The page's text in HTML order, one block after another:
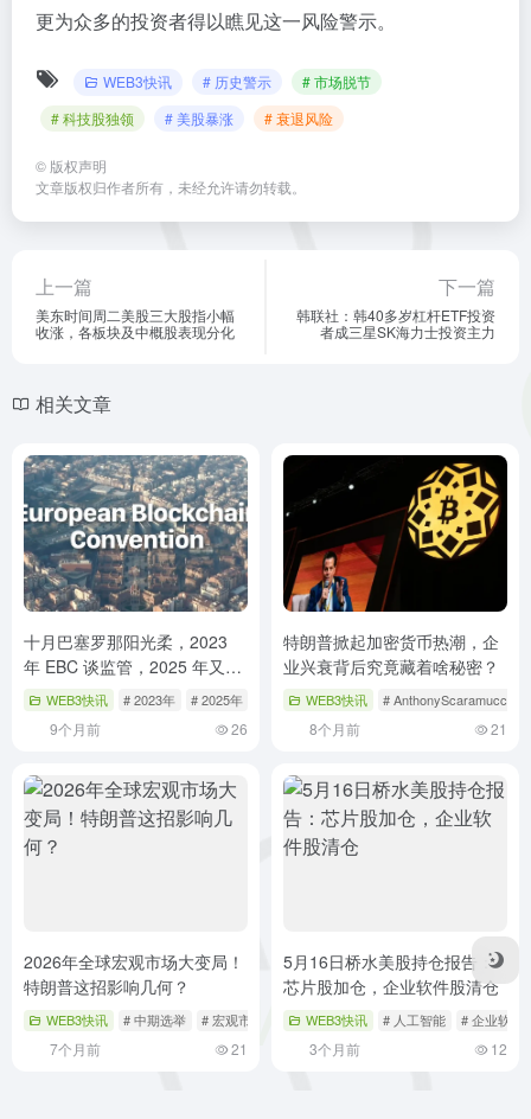
更为众多的投资者得以瞧见这一风险警示。
WEB3快讯 # 历史警示
# 市场脱节
# 科技股独领
# 美股暴涨 # 衰退风险
© 版权声明
文章版权归作者所有，未经允许请勿转载。
上一篇
美东时间周二美股三大股指小幅
收涨，各板块及中概股表现分化
下一篇
韩联社：韩40多岁杠杆ETF投资
者成三星SK海力士投资主力
相关文章
十月巴塞罗那阳光柔，2023
年 EBC 谈监管，2025 年又如
何？WEB3快讯 # 2023年 # 2025年 # EBC
9个月前 26
特朗普掀起加密货币热潮，企
业兴衰背后究竟藏着啥秘密？
WEB3快讯 # AnthonyScaramucci
8个月前 21
2026年全球宏观市场大变局！
特朗普这招影响几何？
WEB3快讯 # 中期选举 # 宏观市场 # 特朗普
7个月前 21
5月16日桥水美股持仓报告：
芯片股加仓，企业软件股清仓
WEB3快讯 # 人工智能 # 企业软件
3个月前 12